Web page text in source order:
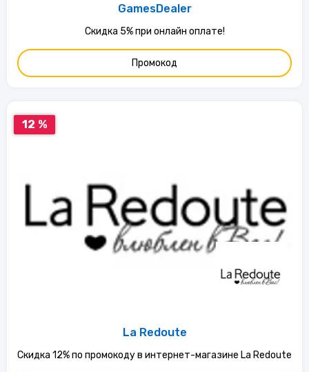
GamesDealer
Скидка 5% при онлайн оплате!
Промокод
12 %
La Redoute
Скидка 12% по промокоду в интернет-магазине La Redoute